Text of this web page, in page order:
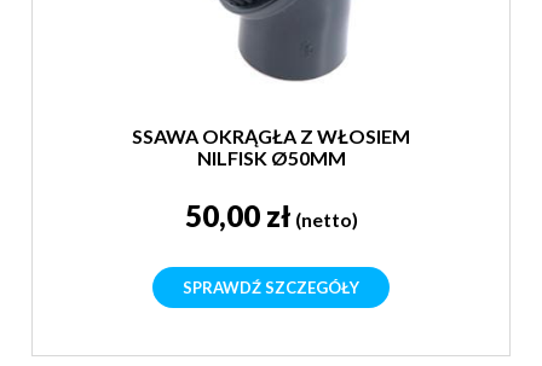
SSAWA OKRĄGŁA Z WŁOSIEM
NILFISK Ø50MM
50,00 zł (netto)
SPRAWDŹ SZCZEGÓŁY